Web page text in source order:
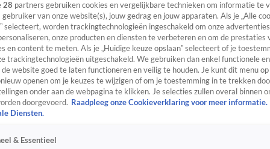
PanelContact
28 partners gebruiken cookies en vergelijkbare technieken om informatie te
gebruiker van onze website(s), jouw gedrag en jouw apparaten. Als je „Alle
selecteert, worden trackingtechnologieën ingeschakeld om onze
onze producten en diensten te verbeteren en om de prestaties
en content te meten. Als je „Huidige keuze opslaan” selecteert of je
trackingtechnologieën uitgeschakeld. We gebruiken dan enkel functionele
de website goed te laten functioneren en veilig te houden. Je kunt dit menu
openen om je keuzes te wijzigen of om je toestemming in te trekken
onder aan de webpagina te klikken. Je selecties zullen overal binnen
doorgevoerd. Raadpleeg onze Cookieverklaring voor meer informatie.
Diensten.
& Essentieel